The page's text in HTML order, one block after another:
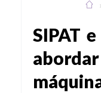
SIPAT